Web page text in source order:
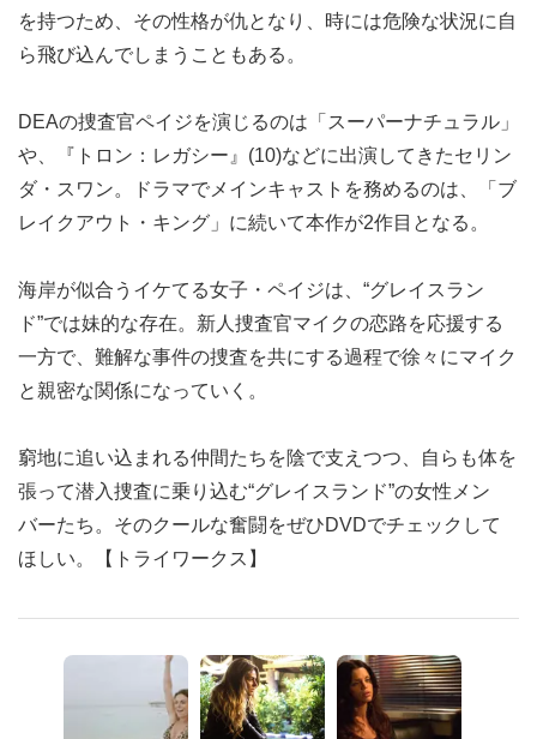
を持つため、その性格が仇となり、時には危険な状況に自
ら飛び込んでしまうこともある。
DEAの捜査官ペイジを演じるのは「スーパーナチュラル」
や、『トロン：レガシー』(10)などに出演してきたセリン
ダ・スワン。ドラマでメインキャストを務めるのは、「ブ
レイクアウト・キング」に続いて本作が2作目となる。
海岸が似合うイケてる女子・ペイジは、“グレイスラン
ド”では妹的な存在。新人捜査官マイクの恋路を応援する
一方で、難解な事件の捜査を共にする過程で徐々にマイク
と親密な関係になっていく。
窮地に追い込まれる仲間たちを陰で支えつつ、自らも体を
張って潜入捜査に乗り込む“グレイスランド”の女性メン
バーたち。そのクールな奮闘をぜひDVDでチェックして
ほしい。【トライワークス】